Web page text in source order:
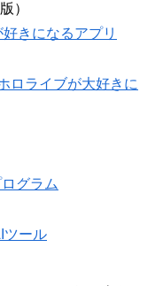
）
きになるアプリ
ライブが大好きに
グラム
ツール